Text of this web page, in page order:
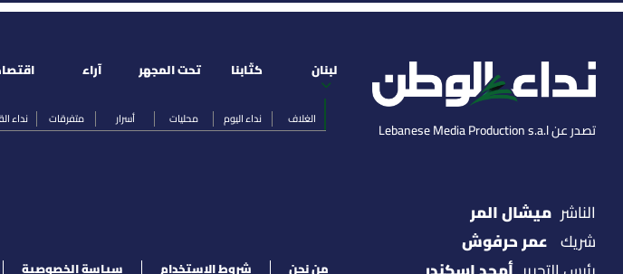
تصدر عن Lebanese Media Production s.a.l
لبنان
الغلاف نداء اليوم محليات أسرار متفرقات نداء
كتّابنا تحت المجهر آراء
الناشر ميشال المر
شريك عمر حرفوش
من نحن شروط الإستخدام سياسة الخصوصية